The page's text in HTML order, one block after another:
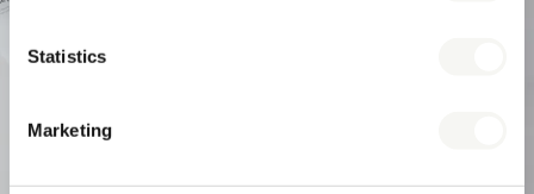
Statistics
Marketing